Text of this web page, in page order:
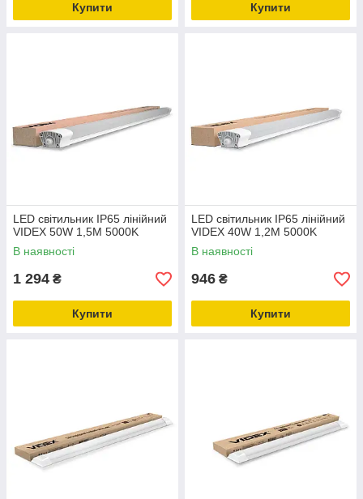
Купити Купити
LED світильник IP65 лінійний
VIDEX 50W 1,5М 5000K
В наявності
1 294 ₴
Купити
LED світильник IP65 лінійний
VIDEX 40W 1,2М 5000K
В наявності
946 ₴
Купити